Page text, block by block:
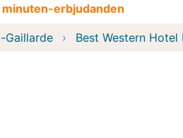
minuten-erbjudanden
Gaillarde Best Western Hotel